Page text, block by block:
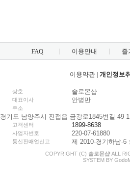
FAQ 이용안내 즐
이용약관| 개인정보
상호 솔로몬샵
대표이사 안병만
주소
경기도 남양주시 진접읍 금강로1845번길 49
고객센터 1899-8638
사업자번호 220-07-61880
통신판매업신고 제 2010-경기하남-6
COPYRIGHT (C) 솔로몬샵 ALL
SYSTEM BY Godo